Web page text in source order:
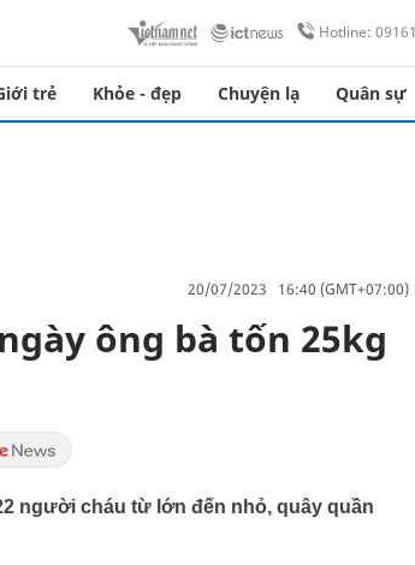
Hotline:
trẻ Khỏe - đẹp Chuyện lạ Quân sự
20/07/2023 16:40 (GMT+07:00)
ông bà tốn 25kg
người cháu từ lớn đến nhỏ, quây quần